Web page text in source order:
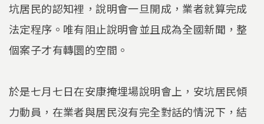
坑居民的認知裡，說明會一旦開成，業者就算完成
法定程序。唯有阻止說明會並且成為全國新聞，整
個案子才有轉圜的空間。
於是七月七日在安康掩埋場說明會上，安坑居民傾
力動員，在業者與居民沒有完全對話的情況下，結